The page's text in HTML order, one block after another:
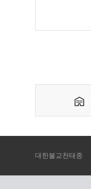
대한불교천태종